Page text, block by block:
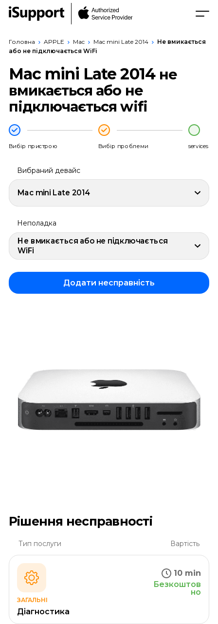
Головна APPLE Mac Mac mini Late 2014
Не вмикається
або не підключається WiFi
Mac mini Late 2014 не
вмикається або не
підключається wifi
Вибір пристрою Вибір проблеми services
Вибраний девайс
Mac mini Late 2014
Неполадка
Не вмикається або не підключається
WiFi
Додати несправність
Рішення несправності
Тип послуги Вартість
ЗАГАЛЬНІ
Діагностика
10 min
Безкоштов
но